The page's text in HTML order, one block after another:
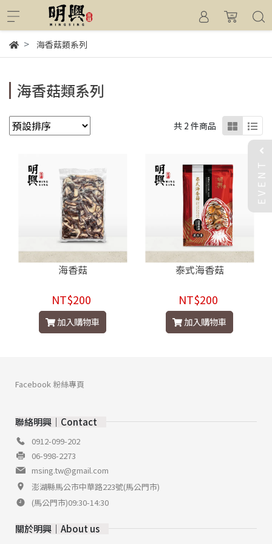
海香菇類系列
海香菇類系列
共 2 件商品
海香菇
NT$200
加入購物車
泰式海香菇
NT$200
加入購物車
聯絡明興│Contact
0912-099-202
06-998-2273
msing.tw@gmail.com
澎湖縣馬公市中華路223號(馬公門市)
(馬公門市)09:30-14:30
關於明興│About us
Facebook 粉絲專頁
EVENT